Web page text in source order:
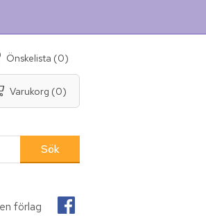
Önskelista (0)
Varukorg (0)
förlag